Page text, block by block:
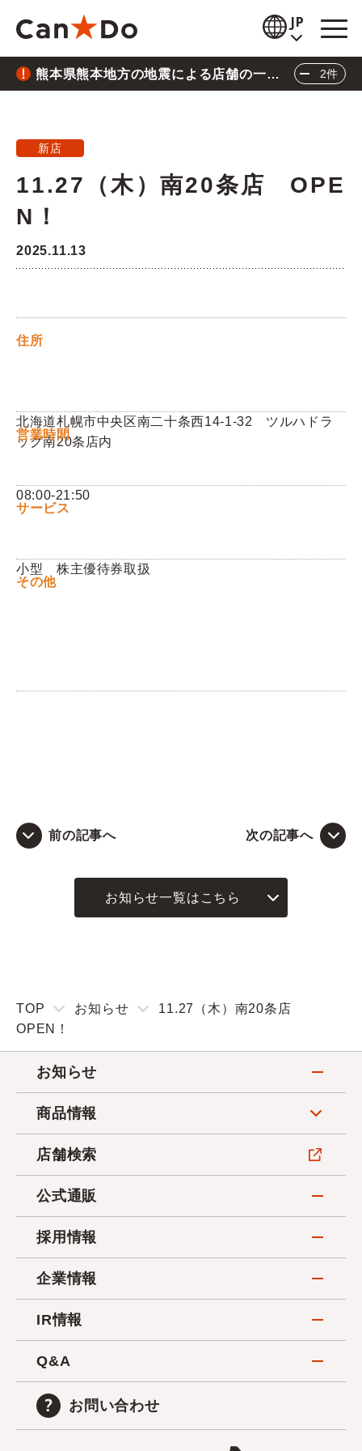
JP
閲覧補助
商品情報
企業情報
お問い合わせ
熊本県熊本地方の地震による店舗の一時
休業について
2件
熊本県熊本地方の地震による店舗の一時休業に
重要
三陸沖地震の影響による店舗の臨時休業につい
て
閉じる
新店
11.27（木）南20条店 OPE
N！
2025.11.13
住所
北海道札幌市中央区南二十条西14-1-32 ツルハドラ
ッグ南20条店内
営業時間
08:00-21:50
サービス
小型 株主優待券取扱
その他
前の記事へ 次の記事へ
お知らせ一覧はこちら
TOP お知らせ
11.27（木）南20条店
OPEN！
お知らせ
商品情報
店舗検索
公式通販
採用情報
企業情報
IR情報
Q&A
お問い合わせ